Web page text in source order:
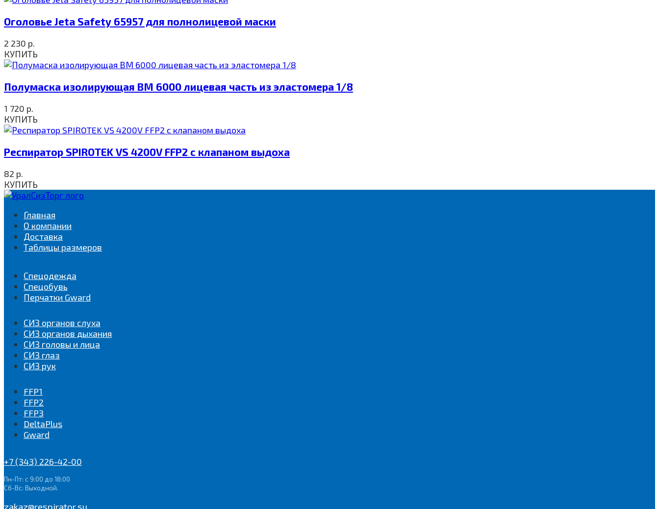
Оголовье Jeta Safety 65957 для полнолицевой маски
2 230 р.
КУПИТЬ
Полумаска изолирующая ВМ 6000 лицевая часть из эластомера 1/8
1 720 р.
КУПИТЬ
Респиратор SPIROTEK VS 4200V FFP2 с клапаном выдоха
82 р.
КУПИТЬ
Главная
О компании
Доставка
Таблицы размеров
Спецодежда
Спецобувь
Перчатки Gward
СИЗ органов слуха
СИЗ органов дыхания
СИЗ головы и лица
СИЗ глаз
СИЗ рук
FFP1
FFP2
FFP3
DeltaPlus
Gward
+7 (343) 226-42-00
Пн-Пт: с 9:00 до 18:00
Сб-Вс: Выходной.
zakaz@respirator.su